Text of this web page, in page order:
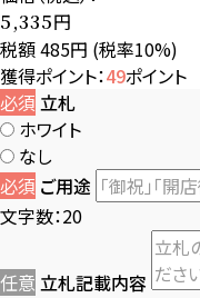
5,335円
税額 485円 (税率10%)
獲得ポイント：49ポイント
必須 立札
ホワイト
なし
必須 ご用途
文字数：20
任意 立札記載内容